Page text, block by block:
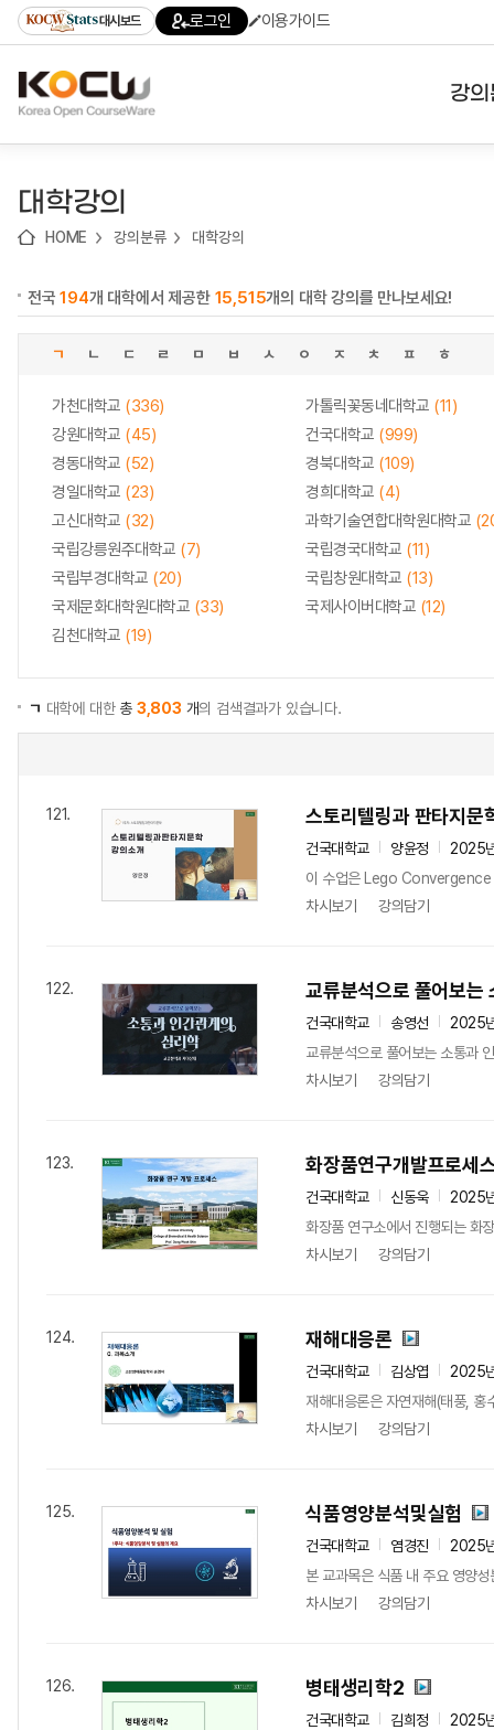
기
기
기
content)
가
대시보드 로그인 이용가이드
강
대학강의
HOME 강의분류 대학강의
전국194개 대학에서 제공한 15,515개의 대학 강의를 만나보세요!
ㄱ ㄴ ㄷ ㄹ ㅁ ㅂ ㅅ ㅇ ㅈ ㅊ ㅍ ㅎ
가천대학교 (336) 가톨릭꽃동네대학교 (11)
강원대학교 (45) 건국대학교 (999)
경동대학교 (52) 경북대학교 (109)
경일대학교 (23) 경희대학교 (4)
고신대학교 (32) 과학기술연합대학원대학교
국립강릉원주대학교 (7) 국립경국대학교 (11)
국립부경대학교 (20) 국립창원대학교 (13)
국제문화대학원대학교 (33) 국제사이버대학교 (12)
김천대학교 (19)
ㄱ 대학에 대한총 3,803 개의 검색결과가 있습니다.
121. 스토리텔링과 판타지문
건국대학교 양윤정
2025
이 수업은 Lego Convergence
차시보기
강의담기
122. 교류분석으로 풀어보는
건국대학교 송영선
2025
교류분석으로 풀어보는 소통과
차시보기
강의담기
123. 화장품연구개발프로세
건국대학교 신동욱
2025
화장품 연구소에서 진행되는 화
차시보기
강의담기
124. 재해대응론
건국대학교 김상엽
2025
재해대응론은 자연재해(태풍,
차시보기
강의담기
125. 식품영양분석및실험
건국대학교 염경진
2025
본 교과목은 식품 내 주요 영양
차시보기
강의담기
126. 병태생리학2
건국대학교 김희정
2025